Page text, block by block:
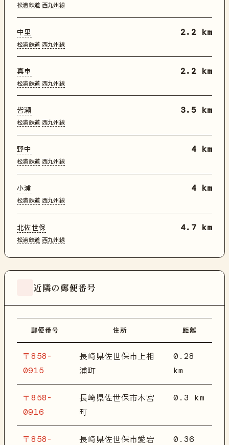
松浦鉄道 西九州線
中里
松浦鉄道 西九州線
2.2 km
真申
松浦鉄道 西九州線
2.2 km
皆瀬
松浦鉄道 西九州線
3.5 km
野中
松浦鉄道 西九州線
4 km
小浦
松浦鉄道 西九州線
4 km
北佐世保
松浦鉄道 西九州線
4.7 km
近隣の郵便番号
郵便番号 住所 距離
〒858-
0915
長崎県佐世保市上相
浦町
0.28
km
〒858-
0916
長崎県佐世保市木宮
町
0.3 km
〒858- 長崎県佐世保市愛宕 0.36